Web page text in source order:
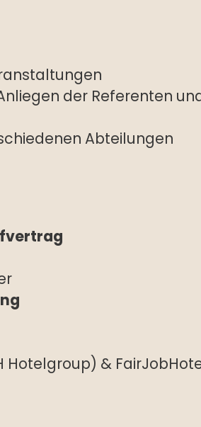
der Referenten
Abteilungen
Hotelgroup) &